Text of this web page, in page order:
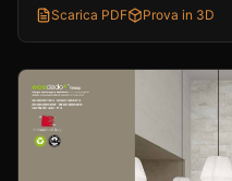
Scarica PDF
Prova in 3D